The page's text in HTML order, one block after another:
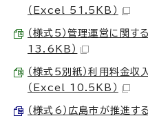
（Excel 51.5KB）
（様式5）管理運営に関す
13.6KB）
（様式5別紙）利用料金
（Excel 10.5KB）
（様式6）広島市が推進